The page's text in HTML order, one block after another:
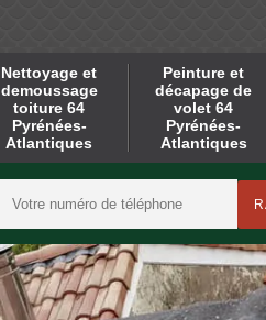
Nettoyage et
demoussage
toiture 64
Pyrénées-
Atlantiques
Peinture et
décapage de
volet 64
Pyrénées-
Atlantiques